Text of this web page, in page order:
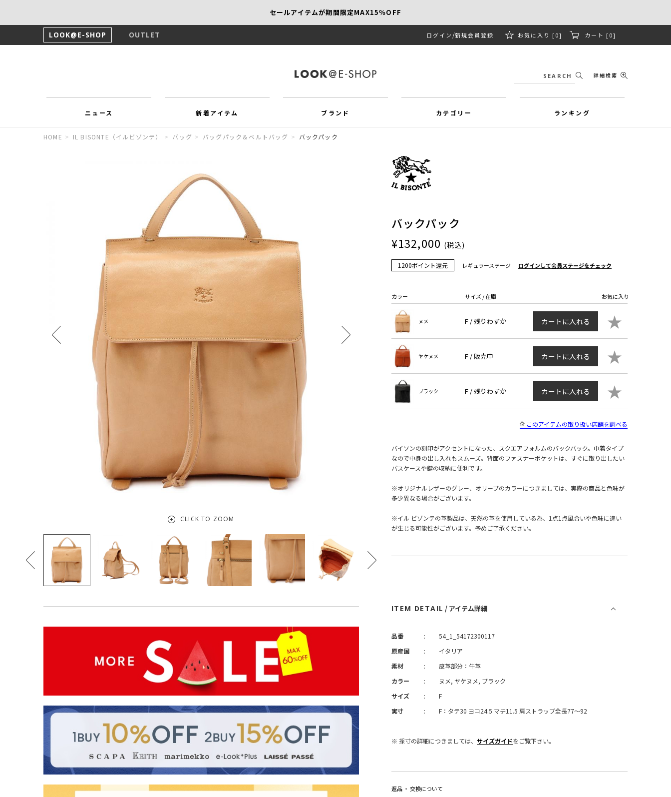
セールアイテムが期間限定MAX15％OFF
LOOK@E-SHOP OUTLET ログイン 新規会員登録 お気に入り [0] カート [0]
詳細検索
ニュース 新着アイテム ブランド カテゴリー ランキング
HOME > IL BISONTE（イルビゾンテ） > バッグ > バッグパック＆ベルトバッグ > バックパック
CLICK TO ZOOM
バックパック
¥132,000 (税込)
1200ポイント還元 レギュラーステージ ログインして会員ステージをチェック
カラー サイズ / 在庫 お気に入り
ヌメ F /残りわずか カートに入れる ★
ヤケヌメ F / 販売中 カートに入れる ★
ブラック F /残りわずか カートに入れる ★
このアイテムの取り扱い店舗を調べる
バイソンの刻印がアクセントになった、スクエアフォルムのバックパック。巾着タイプ
なので中身の出し入れもスムーズ。背面のファスナーポケットは、すぐに取り出したい
パスケースや鍵の収納に便利です。
※オリジナルレザーのグレー、オリーブのカラーにつきましては、実際の商品と色味が
多少異なる場合がございます。
※イル ビゾンテの革製品は、天然の革を使用している為、1点1点風合いや色味に違い
が生じる可能性がございます。予めご了承ください。
ITEM DETAIL / アイテム詳細
品番 :
54_1_54172300117
原産国
:
イタリア
素材
:
皮革部分：牛革
カラー
:
ヌメ, ヤケヌメ, ブラック
サイズ
:
F
実寸
: F：タテ30 ヨコ24.5 マチ11.5 肩ストラップ全長77～92
※ 採寸の詳細につきましては、サイズガイドをご覧下さい。
返品 ・ 交換について